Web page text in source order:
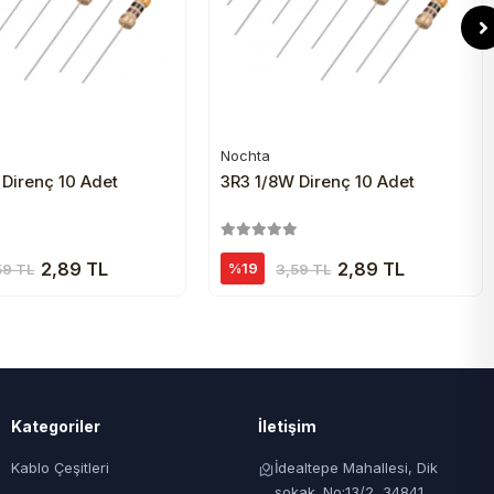
Sepete Ekle
Direnç 10 Adet
TL 2,89 TL
Sepete Ekle
Nochta
3R3 1/8W Direnç 10 Adet
%19 3,59 TL 2,89 TL
Kategoriler
Kablo Çeşitleri
İletişim
İdealtepe Mahallesi, Dik